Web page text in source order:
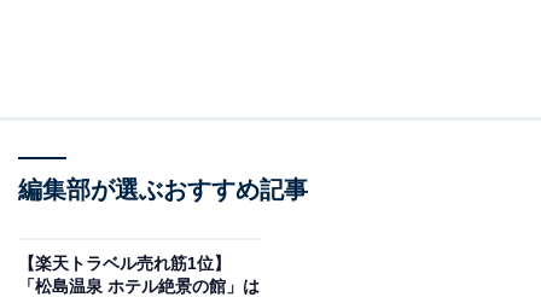
「花巻温泉 佳松園」は現在特別価格で宿泊可能です。
編集部が選ぶおすすめ記事
【楽天トラベル売れ筋1位】
「松島温泉 ホテル絶景の館」は